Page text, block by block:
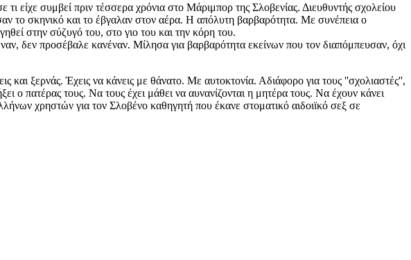
συμβεί πριν τέσσερα χρόνια στο Μάριμπορ της Σλοβενίας. Διευθυντής σχολείου
το σκηνικό και το έβγαλαν στον αέρα. Η απόλυτη βαρβαρότητα. Με συνέπεια ο
στην σύζυγό του, στο γιο του και την κόρη του.
δεν προσέβαλε κανέναν. Μίλησα για βαρβαρότητα εκείνων που τον διαπόμπευσαν, όχι
και ξερνάς. Έχεις να κάνεις με θάνατο. Με αυτοκτονία. Αδιάφορο για τους ''σχολιαστές'',
ο πατέρας τους. Να τους έχει μάθει να αυνανίζονται η μητέρα τους. Να έχουν κάνει
χρηστών για τον Σλοβένο καθηγητή που έκανε στοματικό αιδοιϊκό σεξ σε